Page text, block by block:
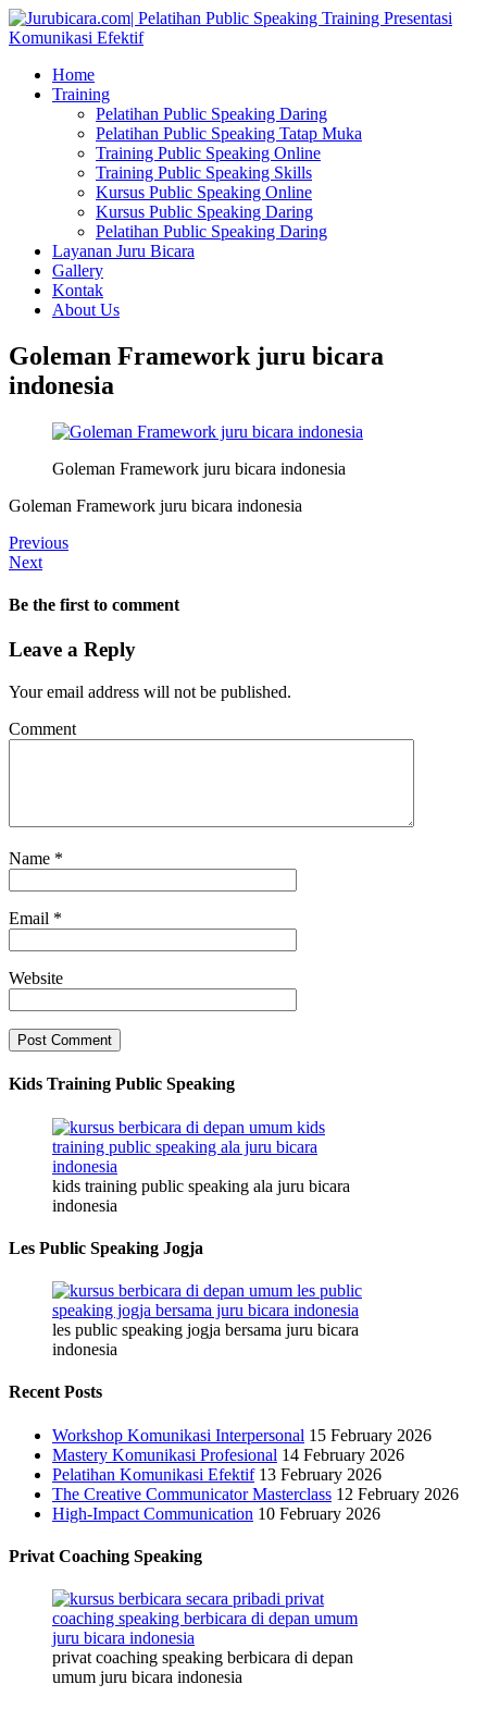
Home
Training
Pelatihan Public Speaking Daring
Pelatihan Public Speaking Tatap Muka
Training Public Speaking Online
Training Public Speaking Skills
Kursus Public Speaking Online
Kursus Public Speaking Daring
Pelatihan Public Speaking Daring
Layanan Juru Bicara
Gallery
Kontak
About Us
Goleman Framework juru bicara
indonesia
Goleman Framework juru bicara indonesia
Goleman Framework juru bicara indonesia
Previous
Next
Be the first to comment
Leave a Reply
Your email address will not be published.
Comment
Name *
Email *
Website
Kids Training Public Speaking
kids training public speaking ala juru bicara
indonesia
Les Public Speaking Jogja
les public speaking jogja bersama juru bicara
indonesia
Recent Posts
Workshop Komunikasi Interpersonal 15 February 2026
Mastery Komunikasi Profesional 14 February 2026
Pelatihan Komunikasi Efektif 13 February 2026
The Creative Communicator Masterclass 12 February 2026
High-Impact Communication 10 February 2026
Privat Coaching Speaking
privat coaching speaking berbicara di depan
umum juru bicara indonesia